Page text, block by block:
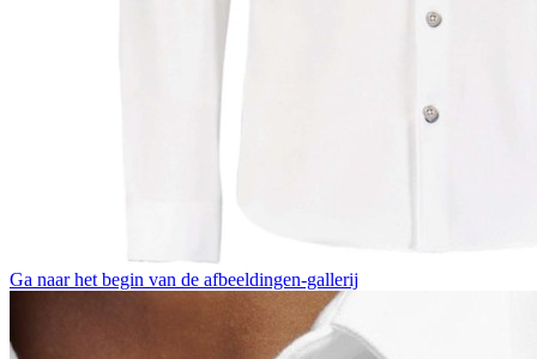
Ga naar het begin van de afbeeldingen-gallerij